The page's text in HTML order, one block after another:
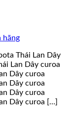
hãng
Thái Lan Dây
Lan Dây curoa
Dây curoa
Dây curoa
Dây curoa
Dây curoa […]